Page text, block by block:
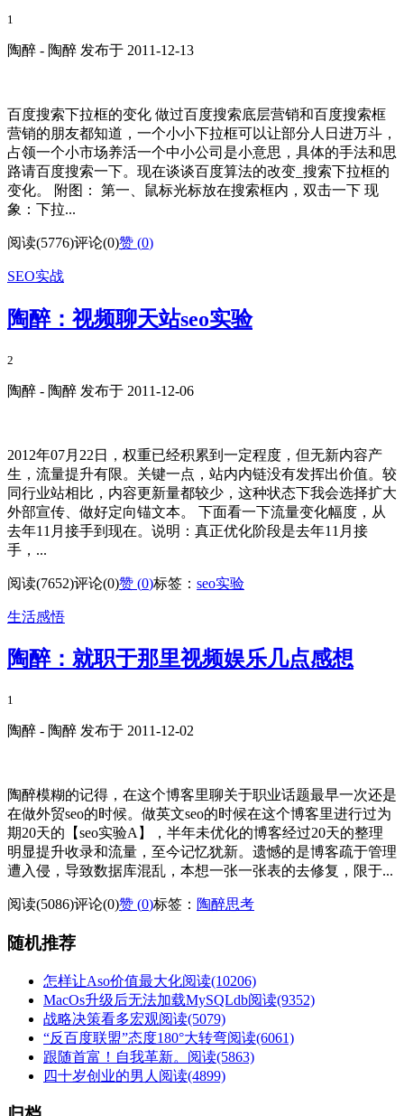
1
陶醉 - 陶醉 发布于 2011-12-13
百度搜索下拉框的变化 做过百度搜索底层营销和百度搜索框
营销的朋友都知道，一个小小下拉框可以让部分人日进万斗，
占领一个小市场养活一个中小公司是小意思，具体的手法和思
路请百度搜索一下。现在谈谈百度算法的改变_搜索下拉框的
变化。 附图： 第一、鼠标光标放在搜索框内，双击一下 现
象：下拉...
阅读(5776)评论(0)赞 (0)
SEO实战
陶醉：视频聊天站seo实验
2
陶醉 - 陶醉 发布于 2011-12-06
2012年07月22日，权重已经积累到一定程度，但无新内容产
生，流量提升有限。关键一点，站内内链没有发挥出价值。较
同行业站相比，内容更新量都较少，这种状态下我会选择扩大
外部宣传、做好定向锚文本。 下面看一下流量变化幅度，从
去年11月接手到现在。说明：真正优化阶段是去年11月接
手，...
阅读(7652)评论(0)赞 (0)标签： seo实验
生活感悟
陶醉：就职于那里视频娱乐几点感想
1
陶醉 - 陶醉 发布于 2011-12-02
陶醉模糊的记得，在这个博客里聊关于职业话题最早一次还是
在做外贸seo的时候。做英文seo的时候在这个博客里进行过为
期20天的【seo实验A】，半年未优化的博客经过20天的整理
明显提升收录和流量，至今记忆犹新。遗憾的是博客疏于管理
遭入侵，导致数据库混乱，本想一张一张表的去修复，限于...
阅读(5086)评论(0)赞 (0)标签： 陶醉思考
随机推荐
怎样让Aso价值最大化阅读(10206)
MacOs升级后无法加载MySQLdb阅读(9352)
战略决策看多宏观阅读(5079)
“反百度联盟”态度180°大转弯阅读(6061)
跟随首富！自我革新。 阅读(5863)
四十岁创业的男人 阅读(4899)